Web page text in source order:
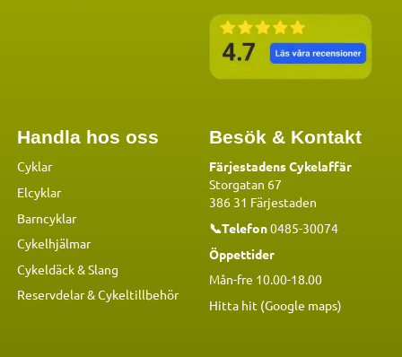
Handla hos oss
Cyklar
Elcyklar
Barncyklar
Cykelhjälmar
Cykeldäck & Slang
Reservdelar&Cykeltillbehör
Besök & Kontakt
Färjestadens Cykelaffär
Storgatan 67
386 31 Färjestaden
📞Telefon0485-30074
Öppettider
Mån-fre 10.00-18.00
Hitta hit (Google maps)